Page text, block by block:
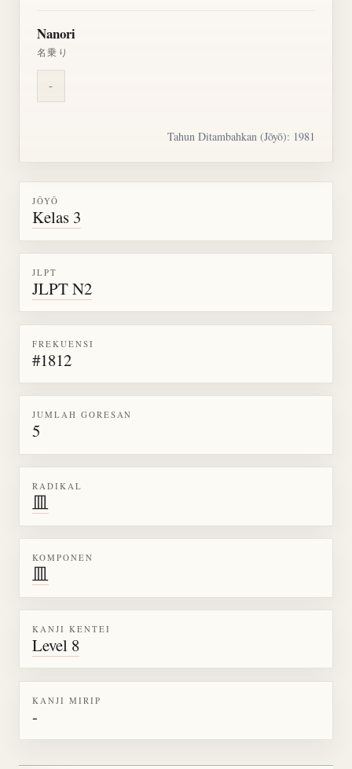
Nanori
名乗り
-
Tahun Ditambahkan (Jōyō): 1981
JŌYŌ
Kelas 3
JLPT
JLPT N2
FREKUENSI
#1812
JUMLAH GORESAN
5
RADIKAL
皿
KOMPONEN
皿
KANJI KENTEI
Level 8
KANJI MIRIP
-